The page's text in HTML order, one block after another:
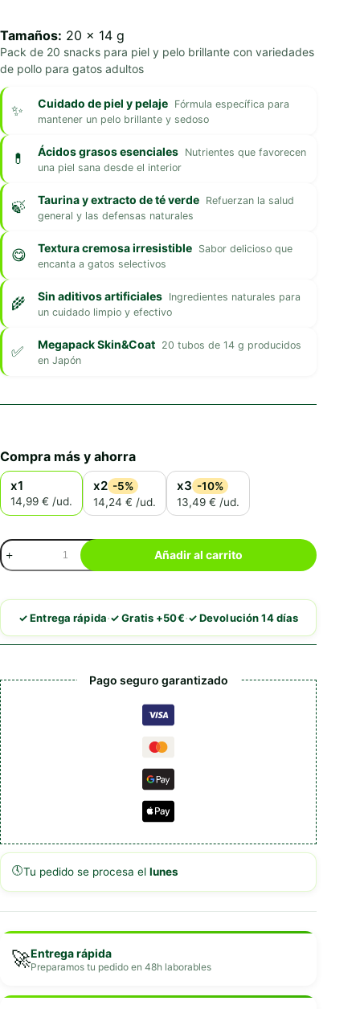
Tamaños: 20 x 14 g
Pack de 20 snacks para piel y pelo brillante con variedades
de pollo para gatos adultos
Cuidado de piel y pelaje Fórmula específica para
mantener un pelo brillante y sedoso
Ácidos grasos esenciales Nutrientes que favorecen
una piel sana desde el interior
Taurina y extracto de té verde Refuerzan la salud
general y las defensas naturales
Textura cremosa irresistible Sabor delicioso que
encanta a gatos selectivos
Sin aditivos artificiales Ingredientes naturales para
un cuidado limpio y efectivo
Megapack Skin&Coat 20 tubos de 14 g producidos
en Japón
Compra más y ahorra
x1
14,99 € /ud.
x2 -5%
14,24 € /ud.
x3 -10%
13,49 € /ud.
Churu
Cat
Skin&Coat
de
Pollo
cantidad
Añadir al carrito
✓ Entrega rápida·✓ Gratis +50€·✓ Devolución 14 días
Pago seguro garantizado
🕔Tu pedido se procesa el lunes
🚀Entrega rápida
Preparamos tu pedido en 48h laborables